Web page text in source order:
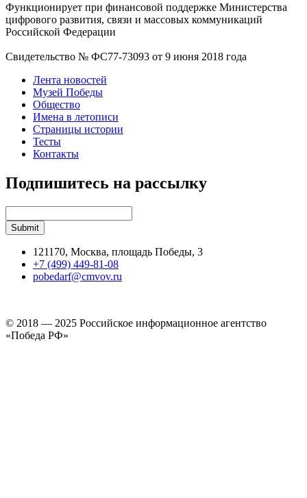
Функционирует при финансовой поддержке Министерства
цифрового развития, связи и массовых коммуникаций
Российской Федерации
Свидетельство № ФС77-73093 от 9 июня 2018 года
Лента новостей
Музей Победы
Общество
Имена в летописи
Страницы истории
Тесты
Контакты
Подпишитесь на рассылку
121170, Москва, площадь Победы, 3
+7 (499) 449-81-08
pobedarf@cmvov.ru
© 2018 — 2025 Российское информационное агентство
«Победа РФ»